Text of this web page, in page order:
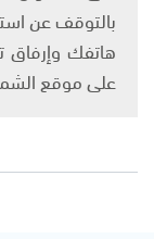
بالتوقف عن
هاتفك وإرفاق
على موقع